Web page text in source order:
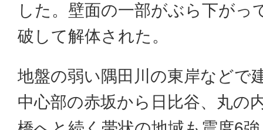
した。壁面の一部がぶら下がっ
破して解体された。
地盤の弱い隅田川の東岸などで
中心部の赤坂から日比谷、丸の